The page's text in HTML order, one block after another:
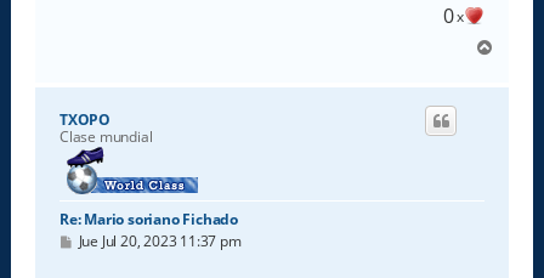
0x
r
TXOPO
Clase mundial
Re: Mario soriano Fichado
M
Jue Jul 20, 2023 11:37 pm